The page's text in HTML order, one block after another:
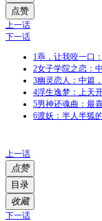
点赞
上一话
下一话
1乖，让我咬一口
2女子学院之恋：
3幽灵恋人：中篇
4浮生逸梦：上天
5男神还魂曲：最
6渡妖：半人半狐
上一话
点赞
目录
收藏
下一话